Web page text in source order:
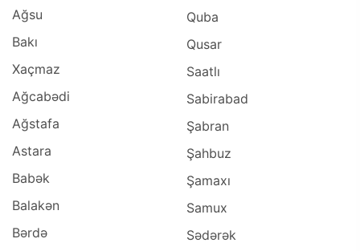
Ağsu
Bakı
Xaçmaz
Ağcabədi
Ağstafa
Astara
Babək
Balakən
Bərdə
Quba
Qusar
Saatlı
Sabirabad
Şabran
Şahbuz
Şamaxı
Samux
Sədərək